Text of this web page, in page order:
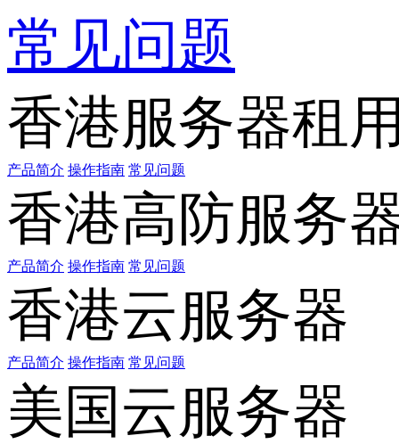
常见问题
香港服务器租
产品简介 操作指南 常见问题
香港高防服务
产品简介 操作指南 常见问题
香港云服务器
产品简介 操作指南 常见问题
美国云服务器